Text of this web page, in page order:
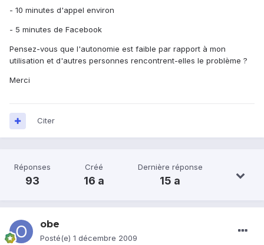
- 10 minutes d'appel environ
- 5 minutes de Facebook
Pensez-vous que l'autonomie est faible par rapport à mon
utilisation et d'autres personnes rencontrent-elles le problème ?
Merci
Citer
Réponses
93
Créé
16 a
Dernière réponse
15 a
obe
Posté(e) 1 décembre 2009